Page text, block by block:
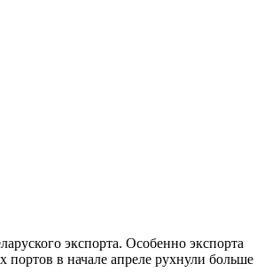
экспорта. Особенно экспорта
портов в начале апреле рухнули больше